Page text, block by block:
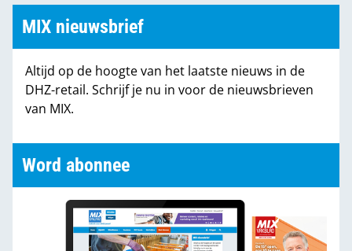
Marktcijfers
Partners
MIX nieuwsbrief
Altijd op de hoogte van het laatste nieuws in de
DHZ-retail. Schrijf je nu in voor de nieuwsbrieven
van MIX.
Word abonnee